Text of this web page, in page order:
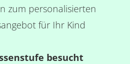
zum personalisierten
für Ihr Kind
besucht